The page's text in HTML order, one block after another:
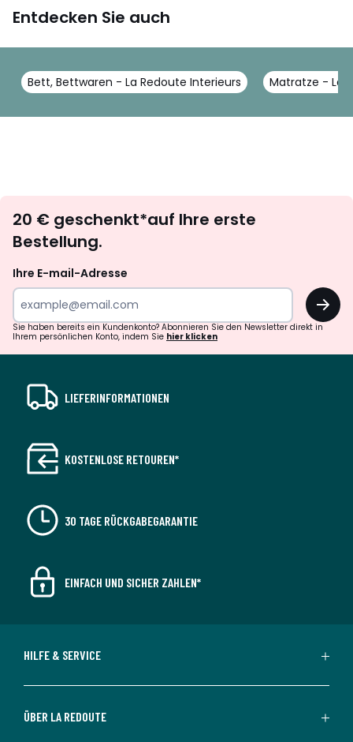
Entdecken Sie auch
Bett, Bettwaren - La Redoute Interieurs Matratze - La
abonnieren
20 € geschenkt*auf Ihre erste
Bestellung.
Ihre E-mail-Adresse
OK
Sie haben bereits ein Kundenkonto? Abonnieren Sie den Newsletter direkt in
Ihrem persönlichen Konto, indem Sie hier klicken
LIEFERINFORMATIONEN
KOSTENLOSE RETOUREN*
30 TAGE RÜCKGABEGARANTIE
EINFACH UND SICHER ZAHLEN*
HILFE & SERVICE
ÜBER LA REDOUTE